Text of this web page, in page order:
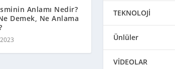
Anlamı Nedir?
Demek, Ne Anlama
TEKNOLOJİ
Ünlüler
VİDEOLAR